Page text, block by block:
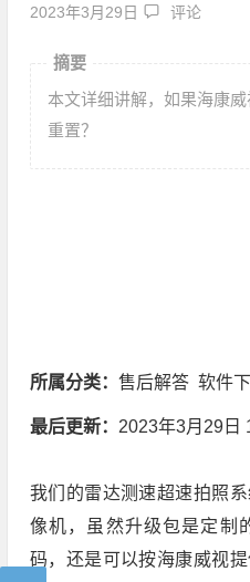
2023年3月29日 评论
摘要
本文详细讲解，如果海康
重置？
所属分类： 售后解答 软件
最后更新： 2023年3月29日
我们的雷达测速超速拍照
像机，虽然升级包是定制
码，还是可以按海康威视